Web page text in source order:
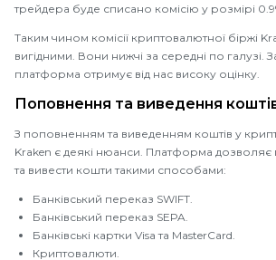
трейдера буде списано комісію у розмірі
Таким чином комісії криптовалютної біржі
вигідними. Вони нижчі за середні по галузі.
платформа отримує від нас високу оцінку.
Поповнення та виведення
З поповненням та виведенням коштів у
Kraken є деякі нюанси. Платформа
та вивести кошти такими способами:
Банківський переказ SWIFT.
Банківський переказ SEPA.
Банківські картки Visa та MasterCard.
Криптовалюти.